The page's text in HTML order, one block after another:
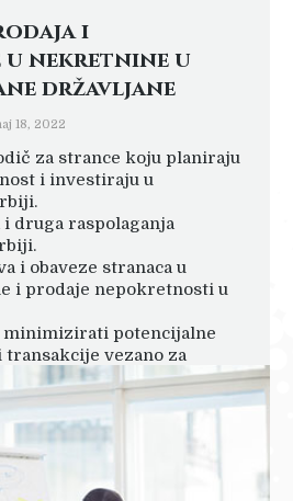
i
nekretnine u
državljane
18, 2022
za strance koju planiraju
i investiraju u
druga raspolaganja
i obaveze stranaca u
i prodaje nepokretnosti u
minimizirati potencijalne
vezano za